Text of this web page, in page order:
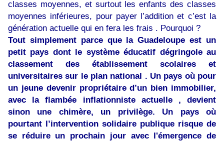
classes moyennes, et surtout les enfants des classes
moyennes inférieures, pour payer l’addition et c’est la
génération actuelle qui en fera les frais . Pourquoi ?
Tout simplement parce que la Guadeloupe est un
petit pays dont le système éducatif dégringole au
classement des établissement scolaires et
universitaires sur le plan national . Un pays où pour
un jeune devenir propriétaire d’un bien immobilier,
avec la flambée inflationniste actuelle , devient
sinon une chimère, un privilège. Un pays où
pourtant l’intervention solidaire publique risque de
se réduire un prochain jour avec l'émergence de